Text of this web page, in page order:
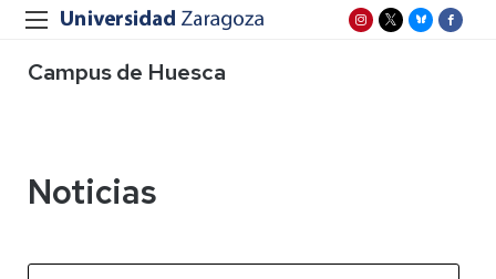
Campus de Huesca
Noticias